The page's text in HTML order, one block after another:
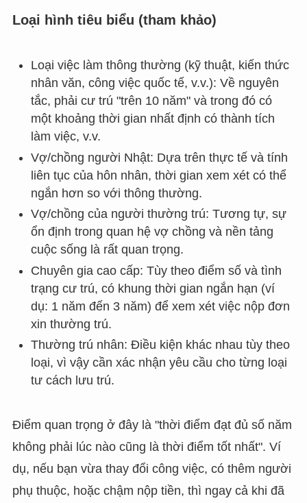
Loại hình tiêu biểu (tham khảo)
Loại việc làm thông thường (kỹ thuật, kiến thức
nhân văn, công việc quốc tế, v.v.): Về nguyên
tắc, phải cư trú "trên 10 năm" và trong đó có
một khoảng thời gian nhất định có thành tích
làm việc, v.v.
Vợ/chồng người Nhật: Dựa trên thực tế và tính
liên tục của hôn nhân, thời gian xem xét có thể
ngắn hơn so với thông thường.
Vợ/chồng của người thường trú: Tương tự, sự
ổn định trong quan hệ vợ chồng và nền tảng
cuộc sống là rất quan trọng.
Chuyên gia cao cấp: Tùy theo điểm số và tình
trạng cư trú, có khung thời gian ngắn hạn (ví
dụ: 1 năm đến 3 năm) để xem xét việc nộp đơn
xin thường trú.
Thường trú nhân: Điều kiện khác nhau tùy theo
loại, vì vậy cần xác nhận yêu cầu cho từng loại
tư cách lưu trú.
Điểm quan trọng ở đây là "thời điểm đạt đủ số năm
không phải lúc nào cũng là thời điểm tốt nhất". Ví
dụ, nếu bạn vừa thay đổi công việc, có thêm người
phụ thuộc, hoặc chậm nộp tiền, thì ngay cả khi đã